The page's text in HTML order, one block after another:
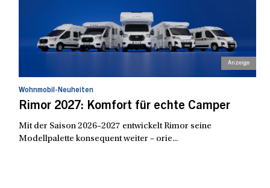
Wohnmobil-Neuheiten
Rimor 2027: Komfort für echte Camper
Mit der Saison 2026–2027 entwickelt Rimor seine
Modellpalette konsequent weiter – orie...